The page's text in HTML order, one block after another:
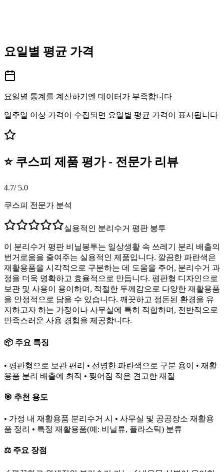
요일별 평균 가격
요일별 통계를 계산하기엔 데이터가 부족합니다
일주일 이상 가격이 수집되면 요일별 평균 가격이 표시됩니다
⭐ 쿠스피 제품 평가 - 전문가 리뷰
4.7/ 5.0
쿠스피 전문가 분석
실용적인 분리수거 평판 봉투
이 분리수거 평판 비닐봉투는 일상생활 속 쓰레기 분리 배출의
번거로움을 줄여주는 실용적인 제품입니다. 깔끔한 파란색은
재활용품을 시각적으로 구분하는 데 도움을 주어, 분리수거 과
정을 더욱 명확하고 효율적으로 만듭니다. 평판형 디자인으로
보관 및 사용이 용이하며, 적절한 두께감으로 다양한 재활용품
을 안정적으로 담을 수 있습니다. 깨끗하고 정돈된 환경을 유
지하고자 하는 가정이나 사무실에 특히 적합하며, 전반적으로
만족스러운 사용 경험을 제공합니다.
📦 주요 특징
• 평판형으로 보관 편리 • 선명한 파란색으로 구분 용이 • 재활
용품 분리 배출에 최적 • 찢어짐 적은 견고한 재질
🎯 추천 용도
• 가정 내 재활용품 분리수거 시 • 사무실 및 공공장소 재활용
품 정리 • 특정 재활용품(예: 비닐류, 플라스틱) 분류
⚖️ 주요 장점